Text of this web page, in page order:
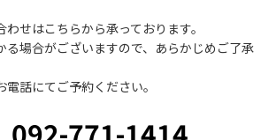
せはこちらから承っております。
る場合がございますので、あらかじめご了承
話にてご予約ください。